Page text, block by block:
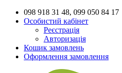
098 918 31 48, 099 050 84 17
Особистий кабінет
Реєстрація
Авторизація
Кошик замовлень
Оформлення замовлення